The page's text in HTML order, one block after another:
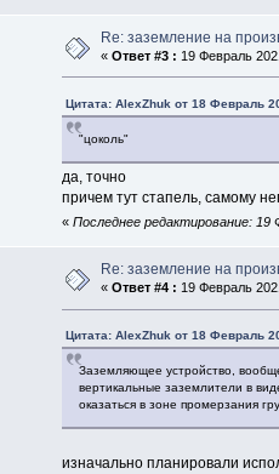
Re: заземление на
« Ответ #3 : 19 Февраль
Цитата: AlexZhuk от 18 Февраль
"цоколь"
да, точно
причем тут стапель, самому
« Последнее редактирование: 19
Re: заземление на
« Ответ #4 : 19 Февраль
Цитата: AlexZhuk от 18 Февраль
Заземляющее устройство,
вертикальные заземлители в
оказаться в зоне промерзания
изначально планировали